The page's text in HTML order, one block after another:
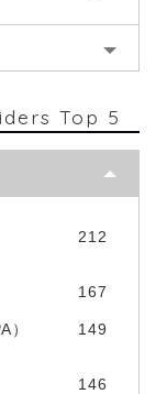
Top 5
212
167
）
149
146